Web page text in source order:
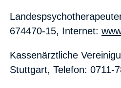
674470-15, Internet:
Kassenärztliche
Stuttgart, Telefon: 0711-